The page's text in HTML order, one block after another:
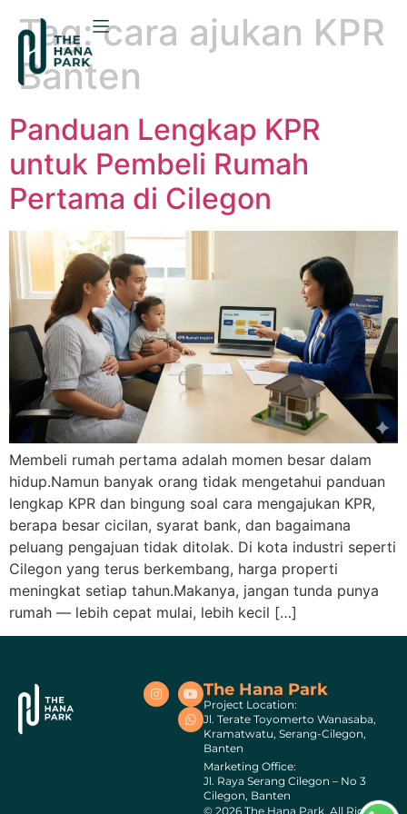
Tag:cara ajukan KPR
Banten
Panduan Lengkap KPR
untuk Pembeli Rumah
Pertama di Cilegon
Membeli rumah pertama adalah momen besar dalam
hidup.Namun banyak orang tidak mengetahui panduan
lengkap KPR dan bingung soal cara mengajukan KPR,
berapa besar cicilan, syarat bank, dan bagaimana
peluang pengajuan tidak ditolak. Di kota industri seperti
Cilegon yang terus berkembang, harga properti
meningkat setiap tahun.Makanya, jangan tunda punya
rumah — lebih cepat mulai, lebih kecil […]
The Hana Park
Project Location:
Jl. Terate Toyomerto Wanasaba,
Kramatwatu, Serang-Cilegon,
Banten
Marketing Office:
Jl. Raya Serang Cilegon – No 3
Cilegon, Banten
© 2026 The Hana Park, All Rights